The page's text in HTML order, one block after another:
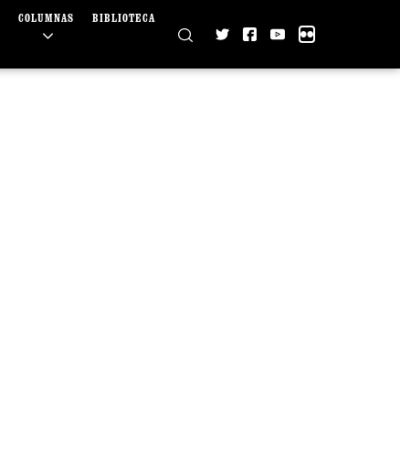
COLUMNAS BIBLIOTECA